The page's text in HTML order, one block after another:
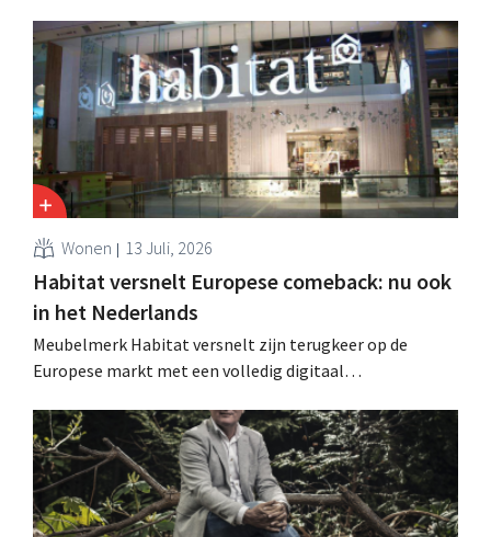
een betere prestatie van Heron Foods vingen de daling
op.
Wonen 13 Juli, 2026
Habitat versnelt Europese comeback: nu ook
in het Nederlands
Meubelmerk Habitat versnelt zijn terugkeer op de
Europese markt met een volledig digitaal
unique groeit het merk opnieuw en mikt het op
aanwezigheid in veertien Europese landen.